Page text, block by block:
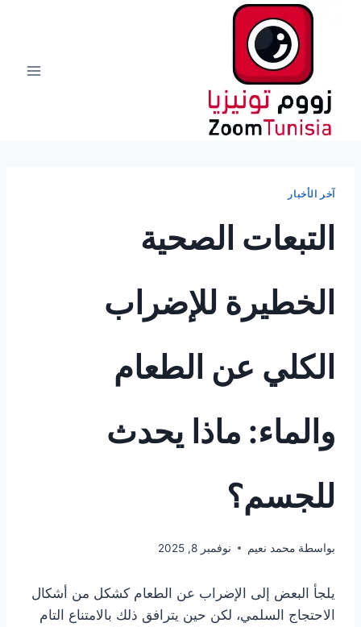
آخر الأخبار
التبعات الصحية
الخطيرة للإضراب
الكلي عن الطعام
والماء: ماذا يحدث
للجسم؟
بواسطة محمد نعيم نوفمبر 8, 2025
يلجأ البعض إلى الإضراب عن الطعام كشكل من أشكال
الاحتجاج السلمي، لكن حين يترافق ذلك بالامتناع التام